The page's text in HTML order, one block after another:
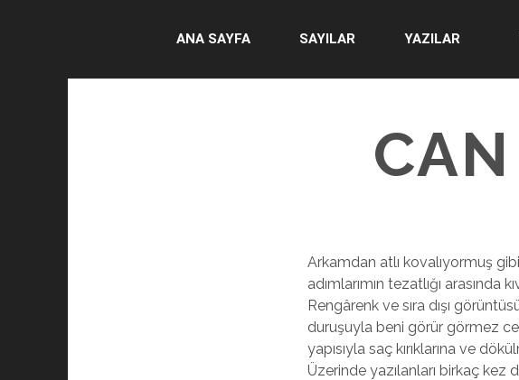
ANA SAYFA SAYILAR YAZILAR
Arkamdan atlı kovalıyormuş
adımlarımın tezatlığı
Rengârenk ve sıra dışı
duruşuyla beni görür görmez
yapısıyla saç kırıklarına ve
Üzerinde yazılanları birkaç kez